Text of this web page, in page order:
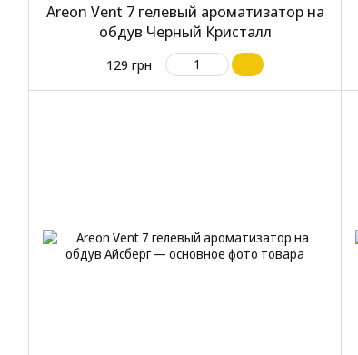
Areon Vent 7 гелевый ароматизатор на
обдув Черный Кристалл
129 грн